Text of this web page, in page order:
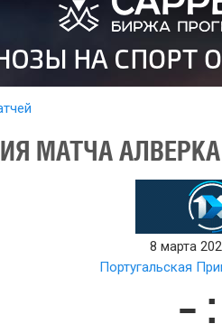
МАТЧА
8 марта
Португальская
–